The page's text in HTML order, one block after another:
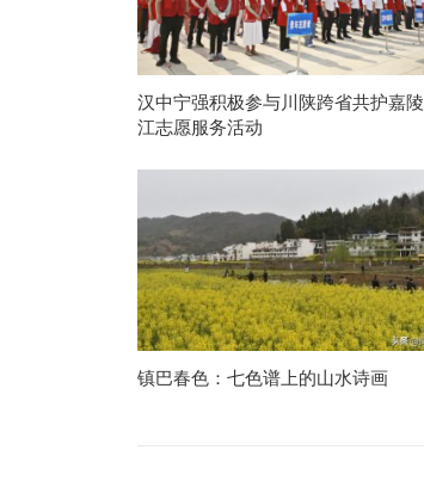
汉中宁强积极参与川陕跨省共护嘉陵
江志愿服务活动
镇巴春色：七色谱上的山水诗画